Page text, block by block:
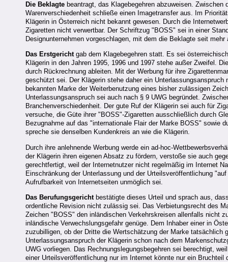
Die Beklagte beantragt, das Klagebegehren abzuweisen.
Warenverschiedenheit schließe einen Imagetransfer aus. Im
Klägerin in Österreich nicht bekannt gewesen. Durch die
Zigaretten nicht verwertbar. Der Schriftzug "BOSS" sei in einer
Designunternehmen vorgeschlagen, mit dem die Beklagte seit
Das Erstgericht gab dem Klagebegehren statt. Es sei
Klägerin in den Jahren 1995, 1996 und 1997 stehe außer Zweifel.
durch Rückrechnung ableiten. Mit der Werbung für ihre
geschützt sei. Der Klägerin stehe daher ein Unterlassungsanspruch
bekannten Marke der Weiterbenutzung eines bisher zulässigen
Unterlassungsanspruch sei auch nach § 9 UWG begründet.
Branchenverschiedenheit. Der gute Ruf der Klägerin sei auch für
versuche, die Güte ihrer "BOSS"-Zigaretten ausschließlich durch
Bezugnahme auf das "internationale Flair der Marke BOSS" sowie
spreche sie denselben Kundenkreis an wie die Klägerin.
Durch ihre anlehnende Werbung werde ein ad-hoc-
der Klägerin ihren eigenen Absatz zu fördern, verstoße sie auch
gerechtfertigt, weil der Internetnutzer nicht regelmäßig im Internet
Einschränkung der Unterlassung und der Urteilsveröffentlichung
Aufrufbarkeit von Internetseiten unmöglich sei.
Das Berufungsgericht bestätigte dieses Urteil und sprach aus,
ordentliche Revision nicht zulässig sei. Das Verbietungsrecht des
Zeichen "BOSS" den inländischen Verkehrskreisen allenfalls nicht
inländische Verwechslungsgefahr genüge. Dem Inhaber einer in
zuzubilligen, ob der Dritte die Wertschätzung der Marke tatsächlich
Unterlassungsanspruch der Klägerin schon nach dem
UWG vorliegen. Das Rechnungslegungsbegehren sei berechtigt,
einer Urteilsveröffentlichung nur im Internet könnte nur ein